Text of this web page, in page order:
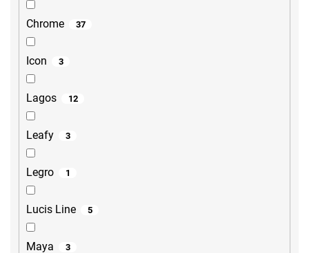
Chrome 37
Icon 3
Lagos 12
Leafy 3
Legro 1
Lucis Line 5
Maya 3